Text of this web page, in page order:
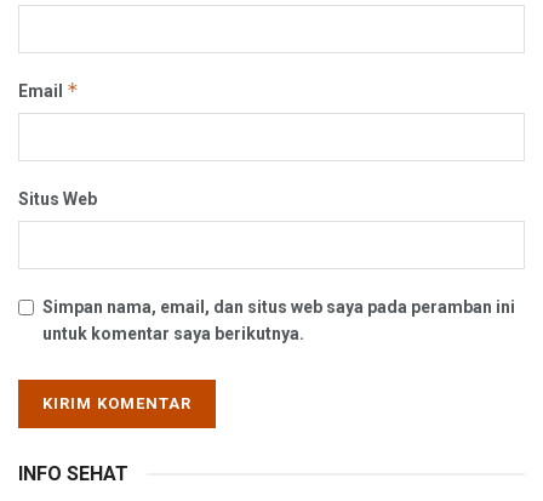
Email *
Situs Web
Simpan nama, email, dan situs web saya pada peramban ini
untuk komentar saya berikutnya.
INFO SEHAT